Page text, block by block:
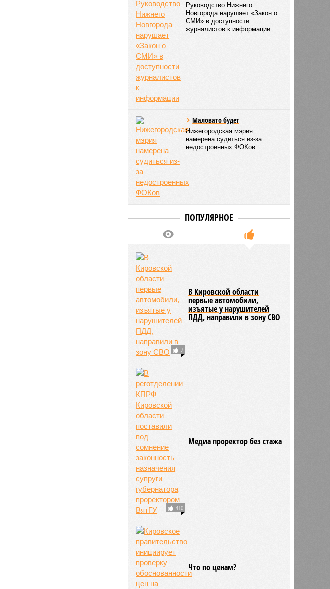
Руководство Нижнего
Новгорода нарушает «Закон о
СМИ» в доступности
журналистов к информации
Маловато будет
Нижегородская мэрия
намерена судиться из-за
недостроенных ФОКов
ПОПУЛЯРНОЕ
2
В Кировской области
первые автомобили,
изъятые у нарушителей
ПДД, направили в зону СВО
410
Медиа проректор без стажа
Что по ценам?